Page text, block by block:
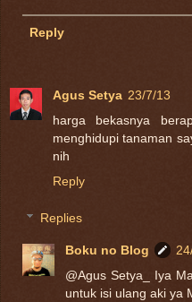
Reply
Agus Setya 23/7/13
harga bekasnya
menghidupi tanaman
nih
Reply
Replies
Boku no Blog
@Agus Setya_ Iya
untuk isi ulang aki ya